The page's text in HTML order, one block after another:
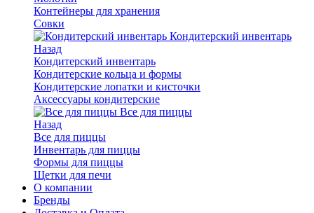
Контейнеры для хранения
Совки
Кондитерский инвентарь
Назад
Кондитерский инвентарь
Кондитерские кольца и формы
Кондитерские лопатки и кисточки
Аксессуары кондитерские
Все для пиццы
Назад
Все для пиццы
Инвентарь для пиццы
Формы для пиццы
Щетки для печи
О компании
Бренды